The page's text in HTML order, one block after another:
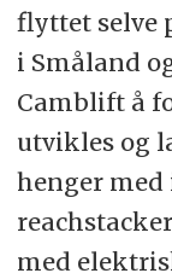
flyttet selve
i Småland
Camblift å
utvikles og
henger med
med